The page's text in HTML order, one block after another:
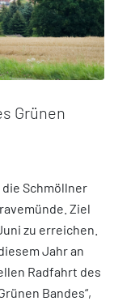
Grünen
die Schmöllner
Ziel
zu erreichen.
Jahr an
Radfahrt des
Bandes“,